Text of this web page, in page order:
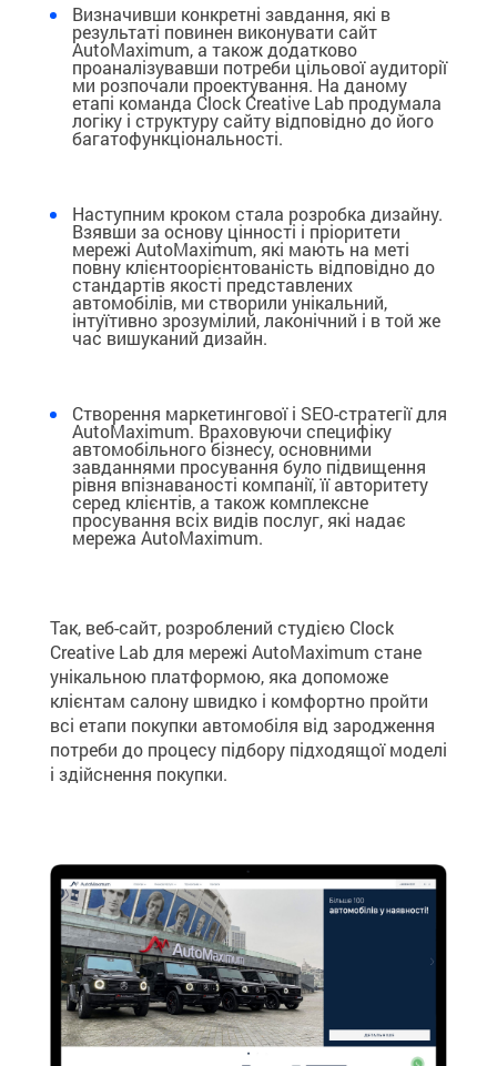
Визначивши конкретні завдання, які в
результаті повинен виконувати сайт
AutoMaximum, а також додатково
проаналізувавши потреби цільової аудиторії
ми розпочали проектування. На даному
етапі команда Clock Creative Lab продумала
логіку і структуру сайту відповідно до його
багатофункціональності.
Наступним кроком стала розробка дизайну.
Взявши за основу цінності і пріоритети
мережі AutoMaximum, які мають на меті
повну клієнтоорієнтованість відповідно до
стандартів якості представлених
автомобілів, ми створили унікальний,
інтуїтивно зрозумілий, лаконічний і в той же
час вишуканий дизайн.
Створення маркетингової і SEO-стратегії для
AutoMaximum. Враховуючи специфіку
автомобільного бізнесу, основними
завданнями просування було підвищення
рівня впізнаваності компанії, її авторитету
серед клієнтів, а також комплексне
просування всіх видів послуг, які надає
мережа AutoMaximum.
Так, веб-сайт, розроблений студією Clock
Creative Lab для мережі AutoMaximum стане
унікальною платформою, яка допоможе
клієнтам салону швидко і комфортно пройти
всі етапи покупки автомобіля від зародження
потреби до процесу підбору підходящої моделі
і здійснення покупки.